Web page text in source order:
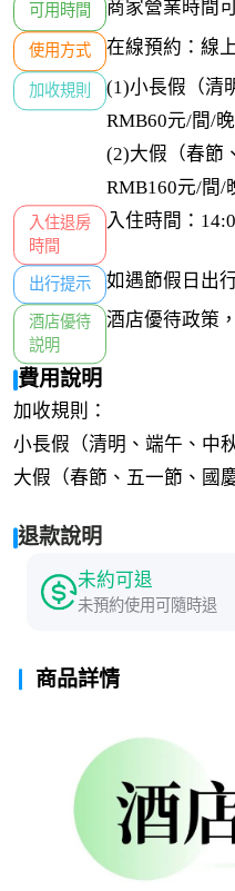
可用時間 商家營業時間
使用方式 在線預約：線
加收規則
(1)小長假（清
RMB60元/間/晚
(2)大假（春節
RMB160元/間/
入住退房
時間
入住時間：
出行提示 如遇節假日出
酒店優待
説明
酒店優待政策
費用說明
加收規則：
小長假（清明、端午、中
大假（春節、五一節、國
退款說明
未約可退
未預約使用可隨時退
商品詳情